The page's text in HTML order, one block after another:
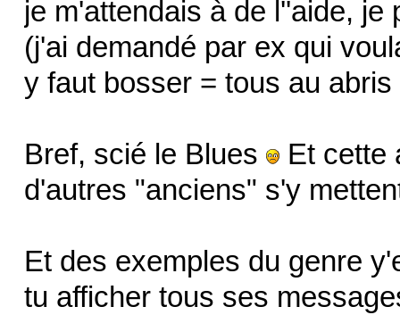
je m'attendais à de l''aide,
(j'ai demandé par ex qui
y faut bosser = tous au abris
Bref, scié le Blues
Et cette
d'autres "anciens" s'y
Et des exemples du genre
tu afficher tous ses